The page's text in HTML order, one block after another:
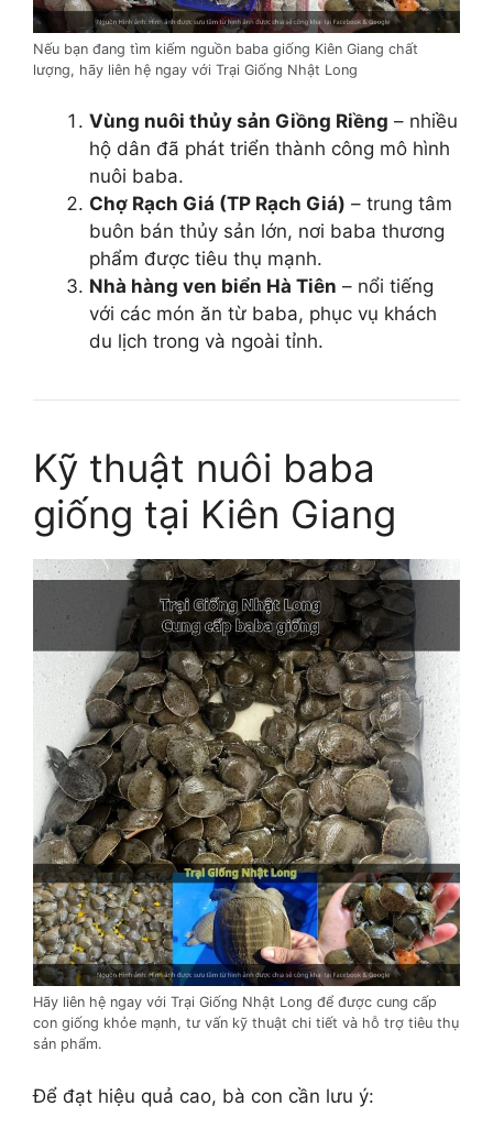
Nếu bạn đang tìm kiếm nguồn baba giống Kiên Giang chất
lượng, hãy liên hệ ngay với Trại Giống Nhật Long
Vùng nuôi thủy sản Giồng Riềng – nhiều
hộ dân đã phát triển thành công mô hình
nuôi baba.
Chợ Rạch Giá (TP Rạch Giá) – trung tâm
buôn bán thủy sản lớn, nơi baba thương
phẩm được tiêu thụ mạnh.
Nhà hàng ven biển Hà Tiên – nổi tiếng
với các món ăn từ baba, phục vụ khách
du lịch trong và ngoài tỉnh.
Kỹ thuật nuôi baba
giống tại Kiên Giang
Hãy liên hệ ngay với Trại Giống Nhật Long để được cung cấp
con giống khỏe mạnh, tư vấn kỹ thuật chi tiết và hỗ trợ tiêu thụ
sản phẩm.
Để đạt hiệu quả cao, bà con cần lưu ý: